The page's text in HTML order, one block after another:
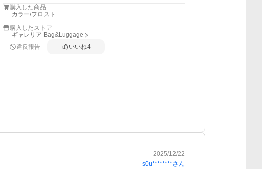
購入した商品
カラー/フロスト
購入したストア
ギャレリア Bag&Luggage
違反報告
いいね4
2025/12/22
s0u********さん